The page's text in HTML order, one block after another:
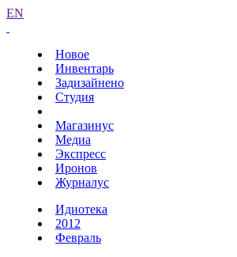
EN
Новое
Инвентарь
Задизайнено
Студия
Магазинус
Медиа
Экспресс
Иронов
Журналус
Идиотека
2012
Февраль